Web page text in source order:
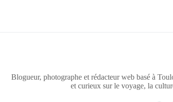
Blogueur, photographe et rédacteur web basé à
et curieux sur le voyage, la